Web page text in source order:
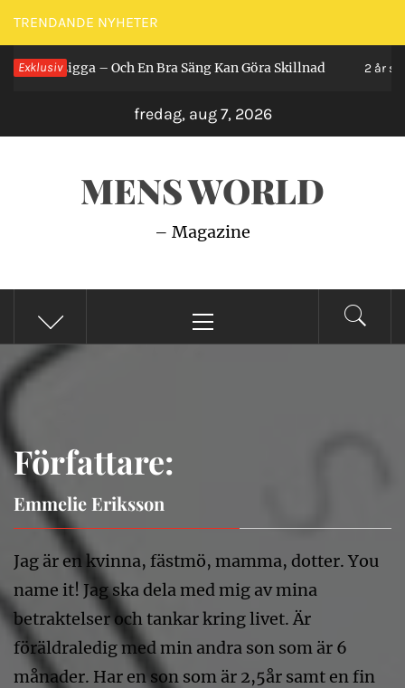
Hoppa
till
innehåll
TRENDANDE NYHETER
Exklusiv
Ligga – Och En Bra Säng Kan Göra Skillnad 2 år sedan
fredag, aug 7, 2026
MENS WORLD
– Magazine
meny
Författare:
Emmelie Eriksson
Jag är en kvinna, fästmö, mamma, dotter. You
name it! Jag ska dela med mig av mina
betraktelser och tankar kring livet. Är
föräldraledig med min andra son som är 6
månader. Har en son som är 2,5år samt en fin